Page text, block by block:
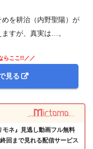
を耕治（内野聖陽）が
すが、真実は…。
らここ!!／／
見る
モネ』見逃し動画フル無料
回まで見れる配信サービス